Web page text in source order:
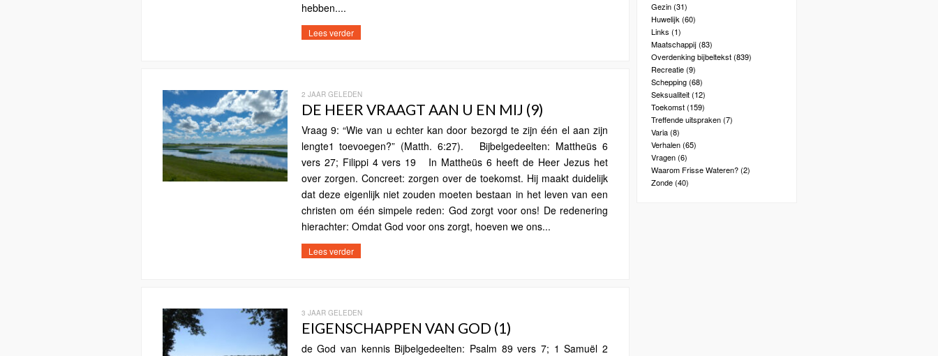
hebben....
Lees verder
2 JAAR GELEDEN
DE HEER VRAAGT AAN U EN MIJ (9)
Vraag 9: “Wie van u echter kan door bezorgd te zijn één el aan zijn
lengte1 toevoegen?” (Matth. 6:27). Bijbelgedeelten: Mattheüs 6
vers 27; Filippi 4 vers 19 In Mattheüs 6 heeft de Heer Jezus het
over zorgen. Concreet: zorgen over de toekomst. Hij maakt duidelijk
dat deze eigenlijk niet zouden moeten bestaan in het leven van een
christen om één simpele reden: God zorgt voor ons! De redenering
hierachter: Omdat God voor ons zorgt, hoeven we ons...
Lees verder
3 JAAR GELEDEN
EIGENSCHAPPEN VAN GOD (1)
de God van kennis Bijbelgedeelten: Psalm 89 vers 7; 1 Samuël 2
Gezin(31)
Huwelijk (60)
Links (1)
Maatschappij(83)
Overdenking bijbeltekst(839)
Recreatie(9)
Schepping(68)
Seksualiteit(12)
Toekomst(159)
Treffende uitspraken(7)
Varia(8)
Verhalen(65)
Vragen(6)
Waarom Frisse Wateren?(2)
Zonde(40)